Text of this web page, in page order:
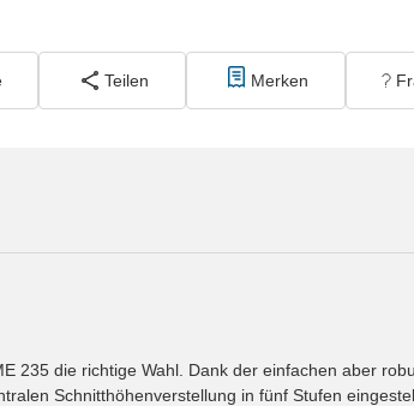
Teilen Merken
235 die richtige Wahl. Dank der einfachen aber
Schnitthöhenverstellung in fünf Stufen